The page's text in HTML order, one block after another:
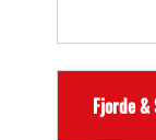
Fjorde